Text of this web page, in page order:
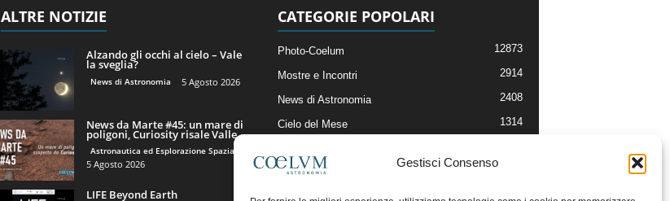
Gestisci Consenso
ALTRE NOTIZIE
Alzando gli occhi al cielo – Vale
la sveglia?
News di Astronomia 5 Agosto 2026
News da Marte #45: un mare di
poligoni, Curiosity risale Valle...
Astronautica ed Esplorazione Spaziale
5 Agosto 2026
LIFE Beyond Earth
CATEGORIE POPOLARI
Photo-Coelum 12873
Mostre e Incontri 2914
News di Astronomia 2408
Cielo del Mese 1314
Articoli e Risorse On-Line
Il Blog della Redazione